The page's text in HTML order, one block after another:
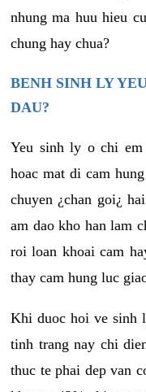
nhung ma huu hieu
chung hay chua?
BENH SINH LY
DAU?
Yeu sinh ly o chi
hoac mat di cam
chuyen ¿chan goi¿
am dao kho han lam
roi loan khoai cam
thay cam hung luc
Khi duoc hoi ve sinh
tinh trang nay chi
thuc te phai dep van